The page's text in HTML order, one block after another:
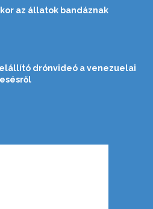
az állatok bandáznak
drónvideó a venezuelai